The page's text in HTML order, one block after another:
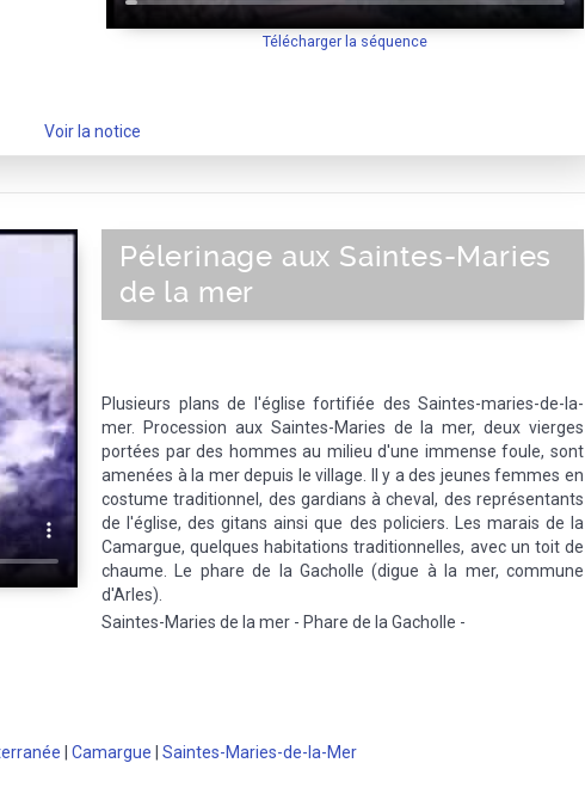
Télécharger la séquence
Voir la notice
Pélerinage aux Saintes-Maries
de la mer
Plusieurs plans de l'église fortifiée des Saintes-maries-de-la-
mer. Procession aux Saintes-Maries de la mer, deux vierges
portées par des hommes au milieu d'une immense foule, sont
amenées à la mer depuis le village. Il y a des jeunes femmes en
costume traditionnel, des gardians à cheval, des représentants
de l'église, des gitans ainsi que des policiers. Les marais de la
Camargue, quelques habitations traditionnelles, avec un toit de
chaume. Le phare de la Gacholle (digue à la mer, commune
d'Arles).
Saintes-Maries de la mer - Phare de la Gacholle -
Camargue Saintes-Maries-de-la-Mer